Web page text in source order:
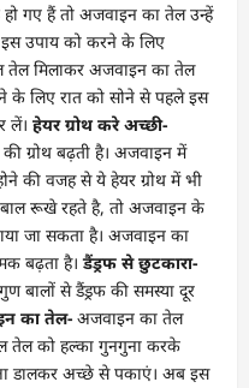
गए हैं तो अजवाइन का तेल उन्हें
इस उपाय को करने के लिए
तेल मिलाकर अजवाइन का तेल
के लिए रात को सोने से पहले इस
लें। हेयर ग्रोथ करे अच्छी-
ग्रोथ बढ़ती है। अजवाइन में
की वजह से ये हेयर ग्रोथ में भी
रूखे रहते है, तो अजवाइन के
जा सकता है। अजवाइन का
बढ़ता है।डैंड्रफ से छुटकारा-
बालों से डैंड्रफ की समस्या दूर
का तेल- अजवाइन का तेल
तेल को हल्का गुनगुना करके
डालकर अच्छे से पकाएं। अब इस